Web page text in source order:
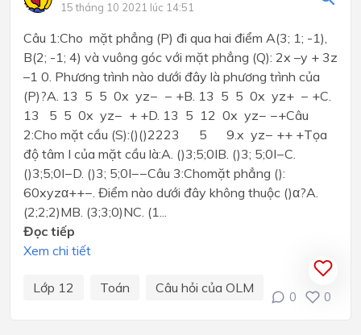
15 tháng 10 2021 lúc 14:51
Câu 1:Cho mặt phẳng (P) đi qua hai điểm A(3; 1; -1),
B(2; -1; 4) và vuông góc với mặt phẳng (Q): 2x –y + 3z
–1 0. Phương trình nào dưới đây là phương trình của
(P)?A. 13 5 5 0x yz− − +B. 13 5 5 0x yz+ − +C.
13 5 5 0x yz− + +D. 13 5 12 0x yz− −+Câu
2:Cho mặt cầu (S):()()2223 5 9.x yz− ++ +Tọa
độ tâm I của mặt cầu là:A. ()3;5;0IB. ()3; 5;0I−C.
()3;5;0I−D. ()3; 5;0I−−Câu 3:Chomặt phẳng ():
60xyzα++−. Điểm nào dưới đây không thuộc ()α?A.
(2;2;2)MB. (3;3;0)NC. (1...
Đọc tiếp
Xem chi tiết
Lớp 12 Toán Câu hỏi của OLM
0 0